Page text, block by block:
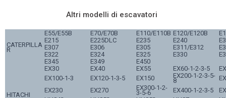
Altri modelli di escavatori
CATERPILLA
R
E55/E55B E70/E70B E110/E110B E120/E120B
E215
E225DLC E235 E240
E307
E306 E305 E311/E312
E322
E324 E325 E330
E345
E349 E450
HITACHI
EX30 EX40 EX55 EX60-1-2-3-5
EX100-1-3
EX120-1-3-5 EX150 EX200-1-2-3-5-
8
EX230
EX270 EX300-1-2-
3-5-6 EX400-1-2-3-5